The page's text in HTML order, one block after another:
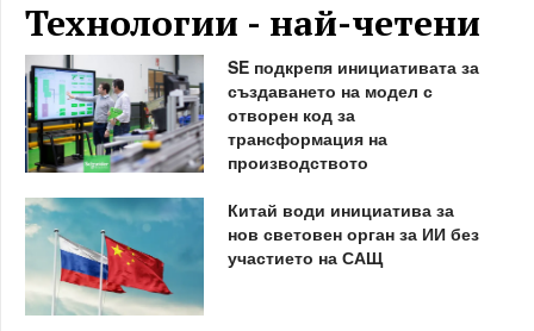
Технологии - най-четени
SE подкрепя инициативата за
създаването на модел с
отворен код за
трансформация на
производството
Китай води инициатива за
нов световен орган за ИИ без
участието на САЩ